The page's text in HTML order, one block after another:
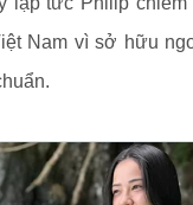
Nam vì sở hữu